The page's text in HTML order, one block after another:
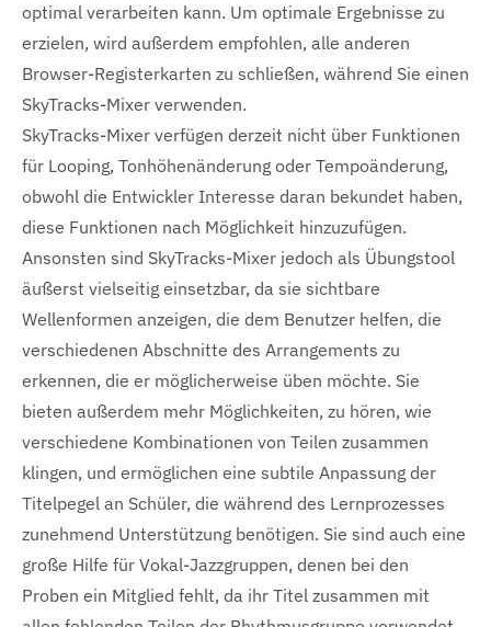
optimal verarbeiten kann. Um optimale Ergebnisse zu
erzielen, wird außerdem empfohlen, alle anderen
Browser-Registerkarten zu schließen, während Sie einen
SkyTracks-Mixer verwenden.
SkyTracks-Mixer verfügen derzeit nicht über Funktionen
für Looping, Tonhöhenänderung oder Tempoänderung,
obwohl die Entwickler Interesse daran bekundet haben,
diese Funktionen nach Möglichkeit hinzuzufügen.
Ansonsten sind SkyTracks-Mixer jedoch als Übungstool
äußerst vielseitig einsetzbar, da sie sichtbare
Wellenformen anzeigen, die dem Benutzer helfen, die
verschiedenen Abschnitte des Arrangements zu
erkennen, die er möglicherweise üben möchte. Sie
bieten außerdem mehr Möglichkeiten, zu hören, wie
verschiedene Kombinationen von Teilen zusammen
klingen, und ermöglichen eine subtile Anpassung der
Titelpegel an Schüler, die während des Lernprozesses
zunehmend Unterstützung benötigen. Sie sind auch eine
große Hilfe für Vokal-Jazzgruppen, denen bei den
Proben ein Mitglied fehlt, da ihr Titel zusammen mit